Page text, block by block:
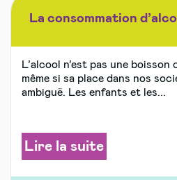
La consommation
L’alcool n’est pas une boisson
même si sa place dans nos
ambiguë. Les enfants et les...
Lire la suite